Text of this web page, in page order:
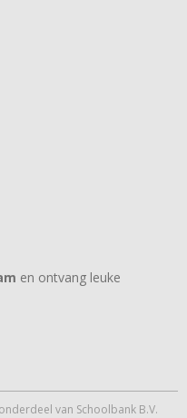
en ontvang leuke
van Schoolbank B.V.